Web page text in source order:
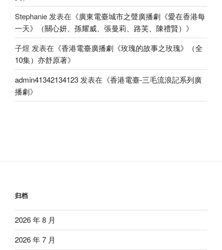
Stephanie 发表在《廣東電臺城市之聲廣播劇《愛在香港每
一天》（關心妍、孫耀威、張曼莉、路芙、陳禮賢） 》
子煜 发表在《香港電臺廣播劇《玫瑰的故事之玫瑰》（全
10集）亦舒原著》
admin41342134123 发表在《香港電臺-三毛流浪記系列廣
播劇》
归档
2026 年 8 月
2026 年 7 月